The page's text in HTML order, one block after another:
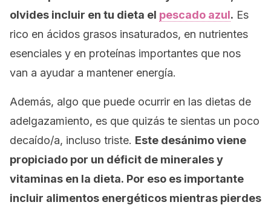
olvides incluir en tu dieta el pescado azul. Es
rico en ácidos grasos insaturados, en nutrientes
esenciales y en proteínas importantes que nos
van a ayudar a mantener energía.
Además, algo que puede ocurrir en las dietas de
adelgazamiento, es que quizás te sientas un poco
decaído/a, incluso triste. Este desánimo viene
propiciado por un déficit de minerales y
vitaminas en la dieta. Por eso es importante
incluir alimentos energéticos mientras pierdes